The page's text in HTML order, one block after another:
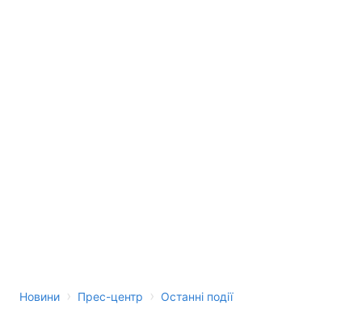
Новини › Прес-центр › Останні події